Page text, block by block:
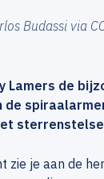
Budassi via
de
zie je aan de